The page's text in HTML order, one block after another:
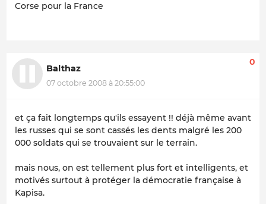
Corse pour la France
Balthaz
07 octobre 2008 à 20:55:00
0
et ça fait longtemps qu'ils essayent !! déjà même avant
les russes qui se sont cassés les dents malgré les 200
000 soldats qui se trouvaient sur le terrain.
mais nous, on est tellement plus fort et intelligents, et
motivés surtout à protéger la démocratie française à
Kapisa.